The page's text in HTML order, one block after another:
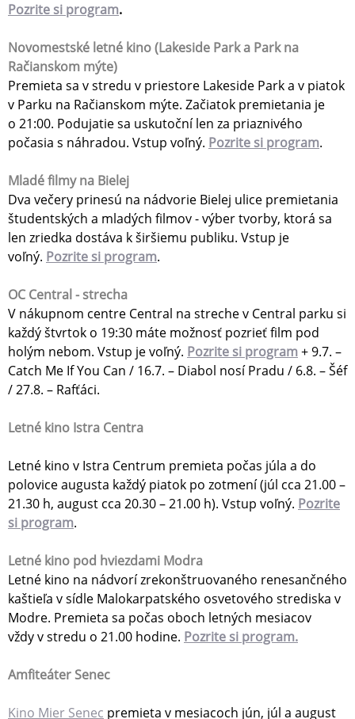
Pozrite si program.
Novomestské letné kino (Lakeside Park a Park na
Račianskom mýte)
Premieta sa v stredu v priestore Lakeside Park a v piatok
v Parku na Račianskom mýte. Začiatok premietania je
o 21:00. Podujatie sa uskutoční len za priaznivého
počasia s náhradou. Vstup voľný. Pozrite si program.
Mladé filmy na Bielej
Dva večery prinesú na nádvorie Bielej ulice premietania
študentských a mladých filmov - výber tvorby, ktorá sa
len zriedka dostáva k širšiemu publiku. Vstup je
voľný. Pozrite si program.
OC Central - strecha
V nákupnom centre Central na streche v Central parku si
každý štvrtok o 19:30 máte možnosť pozrieť film pod
holým nebom. Vstup je voľný. Pozrite si program+ 9.7. –
Catch Me If You Can / 16.7. – Diabol nosí Pradu / 6.8. – Šéf
/ 27.8. – Rafťáci.
Letné kino Istra Centra
Letné kino v Istra Centrum premieta počas júla a do
polovice augusta každý piatok po zotmení (júl cca 21.00 –
21.30 h, august cca 20.30 – 21.00 h). Vstup voľný. Pozrite
si program.
Letné kino pod hviezdami Modra
Letné kino na nádvorí zrekonštruovaného renesančného
kaštieľa v sídle Malokarpatského osvetového strediska v
Modre. Premieta sa počas oboch letných mesiacov
vždy v stredu o 21.00 hodine. Pozrite si program.
Amfiteáter Senec
Kino Mier Senec premieta v mesiacoch jún, júl a august